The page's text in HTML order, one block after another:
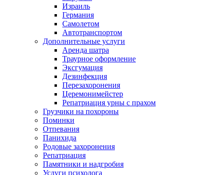
Израиль
Германия
Самолетом
Автотранспортом
Дополнительные услуги
Аренда шатра
Траурное оформление
Эксгумация
Дезинфекция
Перезахоронения
Церемонимейстер
Репатриация урны с прахом
Грузчики на похороны
Поминки
Отпевания
Панихида
Родовые захоронения
Репатриация
Памятники и надгробия
Услуги психолога